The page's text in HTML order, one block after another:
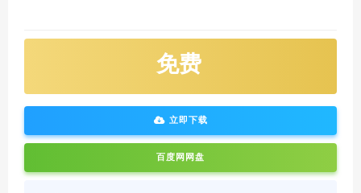
免费
立即下载
百度网网盘